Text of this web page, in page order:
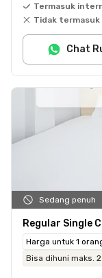
Termasuk
Tidak
Chat
Sedang penuh
Regular Single C
Harga untuk 1
Bisa dihuni maks.